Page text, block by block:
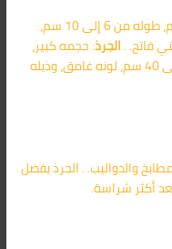
: حجمه صغير، وزنه بين 15 إلى 30 جرام، طوله من 6 إلى 10 سم،
فاتح. .الجرذ: حجمه كبير،
وزنه قد يصل إلى 500 جرام، طوله من 20 إلى 40 سم، لونه غامق، وذيله
والدواليب. . الجرذ يفضل
أكثر شراسة.